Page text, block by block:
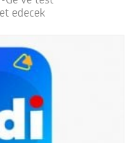
edecek